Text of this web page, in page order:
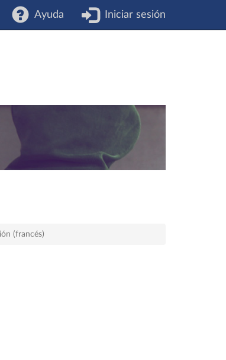
Ayuda Iniciar sesión
(francés)